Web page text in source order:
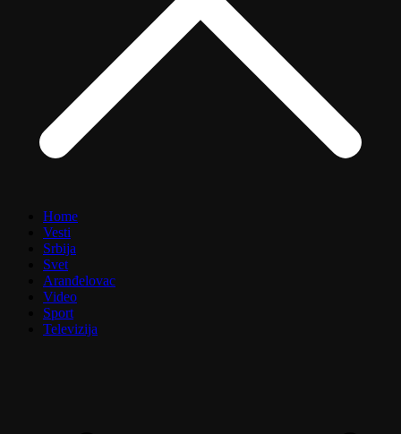
Home
Vesti
Srbija
Svet
Aranđelovac
Video
Sport
Televizija